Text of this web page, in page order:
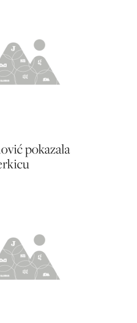
pokazala